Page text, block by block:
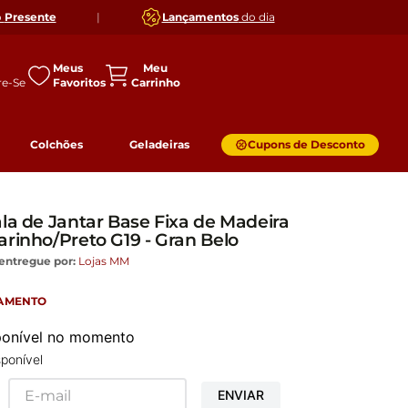
Presente | Lançamentosdo dia
Meus
Favoritos
Colchões Geladeiras Cupons de Desconto
de Jantar Base Fixa de Madeira
Preto G19 - Gran Belo
por: Lojas MM
no momento
ENVIAR